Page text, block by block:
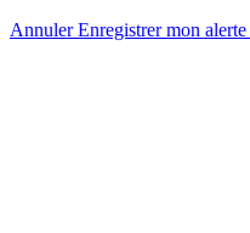
AnnulerEnregistrer mon alerte